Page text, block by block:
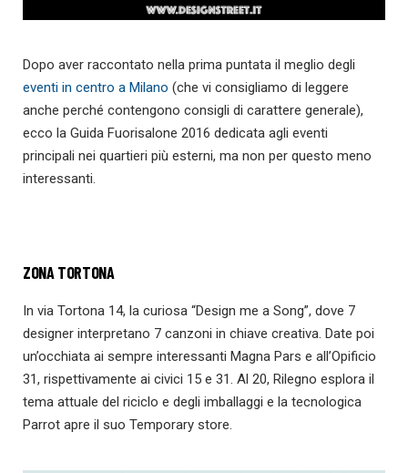
Dopo aver raccontato nella prima puntata il meglio degli
eventi in centro a Milano (che vi consigliamo di leggere
anche perché contengono consigli di carattere generale),
ecco la Guida Fuorisalone 2016 dedicata agli eventi
principali nei quartieri più esterni, ma non per questo meno
interessanti.
ZONA TORTONA
In via Tortona 14, la curiosa “Design me a Song”, dove 7
designer interpretano 7 canzoni in chiave creativa. Date poi
un’occhiata ai sempre interessanti Magna Pars e all’Opificio
31, rispettivamente ai civici 15 e 31. Al 20, Rilegno esplora il
tema attuale del riciclo e degli imballaggi e la tecnologica
Parrot apre il suo Temporary store.